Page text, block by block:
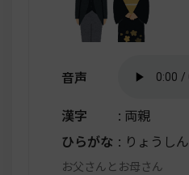
音声
漢字
: 両親
ひらがな : りょうしん
お父さんとお母さん